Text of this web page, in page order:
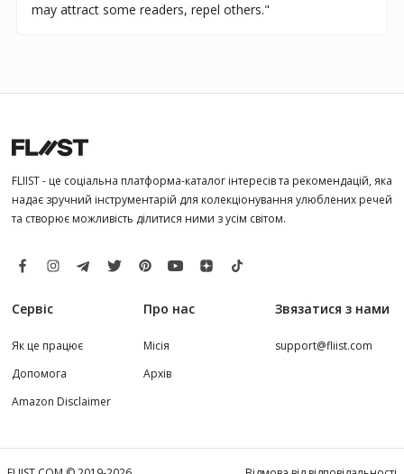
may attract some readers, repel others."
FLIIST - це соціальна платформа-каталог інтересів та рекомендацій, яка
надає зручний інструментарій для колекціонування улюблених речей
та створює можливість ділитися ними з усім світом.
Сервіс
Як це працює
Допомога
Amazon Disclaimer
Про нас
Місія
Архів
Звязатися з нами
support@fliist.com